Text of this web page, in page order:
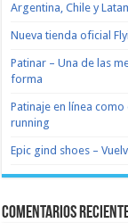
Argentina, Chile y
Nueva tienda oficial
Patinar – Una de las
forma
Patinaje en línea
running
Epic gind shoes –
Comentarios